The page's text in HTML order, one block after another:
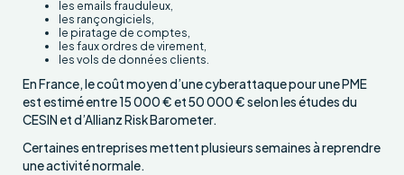
les emails frauduleux,
les rançongiciels,
le piratage de comptes,
les faux ordres de virement,
les vols de données clients.
En France, le coût moyen d’une cyberattaque pour une PME
est estimé entre 15 000 € et 50 000 € selon les études du
CESIN et d’Allianz Risk Barometer.
Certaines entreprises mettent plusieurs semaines à reprendre
une activité normale.